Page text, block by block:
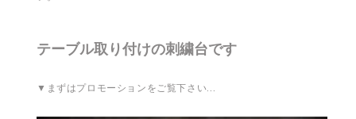
テーブル取り付けの刺繍台です
▼まずはプロモーションをご覧下さい…